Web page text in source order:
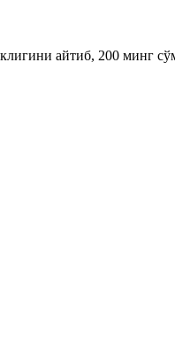
айтиб, 200 минг